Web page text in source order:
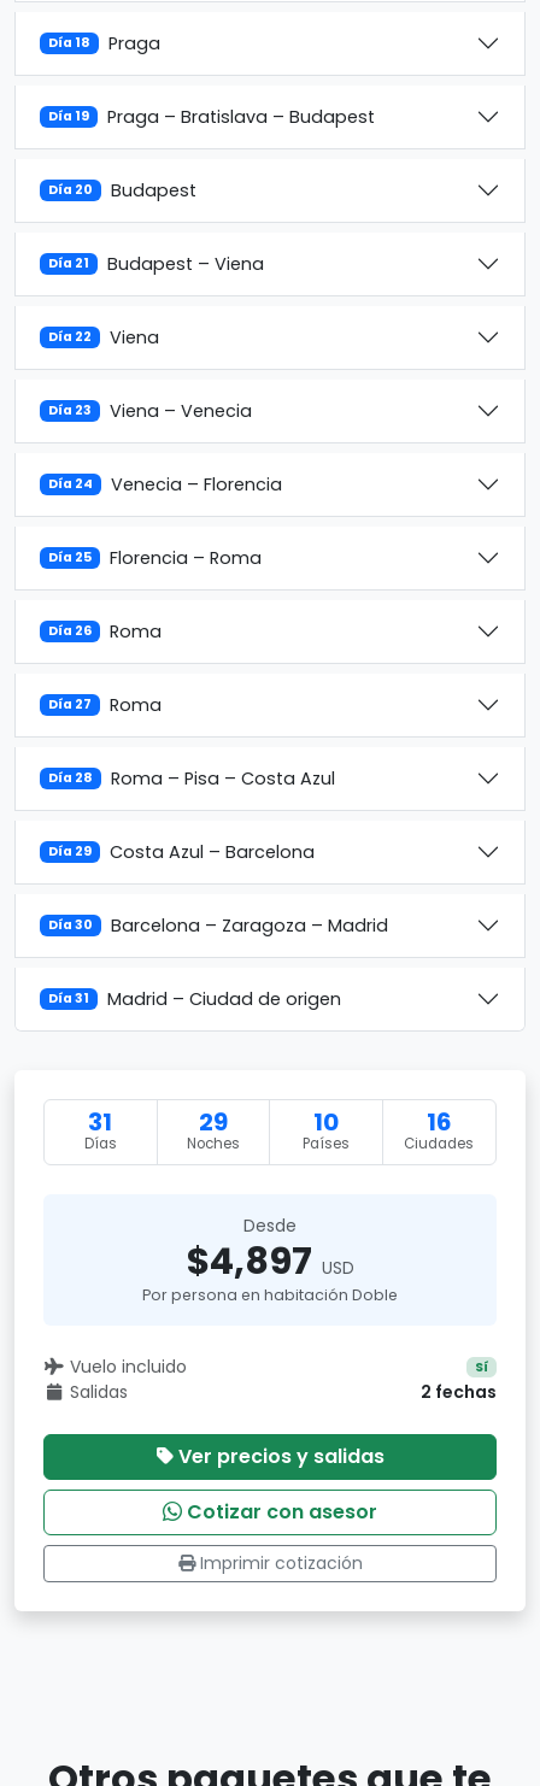
Día 18 Praga
Día 19 Praga – Bratislava – Budapest
Día 20 Budapest
Día 21 Budapest – Viena
Día 22 Viena
Día 23 Viena – Venecia
Día 24 Venecia – Florencia
Día 25 Florencia – Roma
Día 26 Roma
Día 27 Roma
Día 28 Roma – Pisa – Costa Azul
Día 29 Costa Azul – Barcelona
Día 30 Barcelona – Zaragoza – Madrid
Día 31 Madrid – Ciudad de origen
31
Días
29
Noches
10
Países
16
Ciudades
Desde
$4,897 USD
Por persona en habitación Doble
Vuelo incluido Sí
Salidas 2 fechas
Ver precios y salidas
Cotizar con asesor
Imprimir cotización